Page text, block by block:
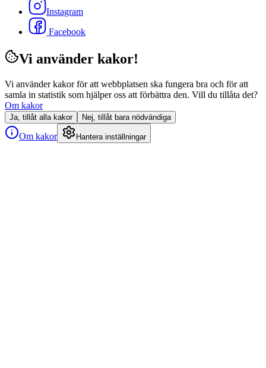
Instagram
Facebook
Vi använder kakor!
Vi använder kakor för att webbplatsen ska fungera bra och för att
samla in statistik som hjälper oss att förbättra den. Vill du tillåta det?
Om kakor
Ja, tillåt alla kakor Nej, tillåt bara nödvändiga
Om kakor Hantera inställningar